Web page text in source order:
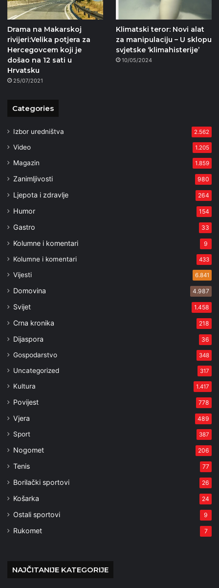
Drama na Makarskoj
rivijeri:Velika potjera za
Hercegovcem koji je
došao na 12 sati u
Hrvatsku
25/07/2021
Klimatski teror: Novi alat
za manipulaciju – U sklopu
svjetske ‘klimahisterije’
10/05/2024
Categories
Izbor uredništva 2.562
Video 1.205
Magazin 1.859
Zanimljivosti 980
Ljepota i zdravlje 264
Humor 154
Gastro 33
Kolumne i komentari 9
Kolumne i komentari 433
Vijesti 6.841
Domovina 4.987
Svijet 1.458
Crna kronika 218
Dijaspora 36
Gospodarstvo 348
Uncategorized 317
Kultura 1.417
Povijest 778
Vjera 489
Sport 387
Nogomet 206
Tenis 77
Borilački sportovi 26
Košarka 24
Ostali sportovi 9
Rukomet 7
NAJČITANIJE KATEGORIJE